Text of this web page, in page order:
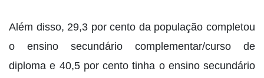
Além disso, 29,3 por cento da população completou
o ensino secundário complementar/curso de
diploma e 40,5 por cento tinha o ensino secundário